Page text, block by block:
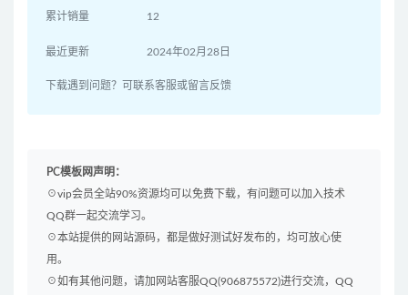
累计销量 12
最近更新 2024年02月28日
下载遇到问题？可联系客服或留言反馈
PC模板网声明：
☉vip会员全站90%资源均可以免费下载，有问题可以加入技术
QQ群一起交流学习。
☉本站提供的网站源码，都是做好测试好发布的，均可放心使
用。
☉如有其他问题，请加网站客服QQ(906875572)进行交流，QQ